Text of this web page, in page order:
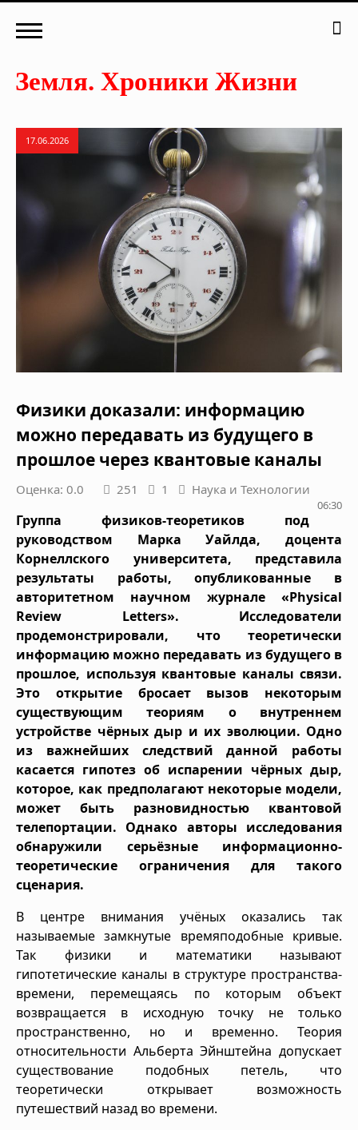
17.06.2026
Физики доказали: информацию
можно передавать из будущего в
прошлое через квантовые каналы
Оценка: 0.0 251 1 Наука и Технологии
06:30
Группа физиков-теоретиков под
руководством Марка Уайлда, доцента
Корнеллского университета, представила
результаты работы, опубликованные в
авторитетном научном журнале «Physical
Review Letters». Исследователи
продемонстрировали, что теоретически
информацию можно передавать из будущего в
прошлое, используя квантовые каналы связи.
Это открытие бросает вызов некоторым
существующим теориям о внутреннем
устройстве чёрных дыр и их эволюции. Одно
из важнейших следствий данной работы
касается гипотез об испарении чёрных дыр,
которое, как предполагают некоторые модели,
может быть разновидностью квантовой
телепортации. Однако авторы исследования
обнаружили серьёзные информационно-
теоретические ограничения для такого
сценария.
В центре внимания учёных оказались так
называемые замкнутые времяподобные кривые.
Так физики и математики называют
гипотетические каналы в структуре пространства-
времени, перемещаясь по которым объект
возвращается в исходную точку не только
пространственно, но и временно. Теория
относительности Альберта Эйнштейна допускает
существование подобных петель, что
теоретически открывает возможность
путешествий назад во времени.